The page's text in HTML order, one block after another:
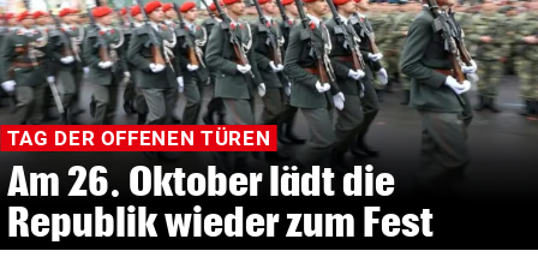
TAG DER OFFENEN TÜREN
Am 26. Oktober lädt die
Republik wieder zum Fest